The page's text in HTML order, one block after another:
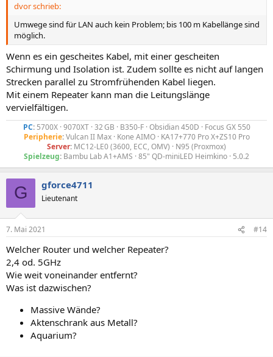
dvor schrieb:
Umwege sind für LAN auch kein Problem; bis 100 m Kabellänge sind
möglich.
Wenn es ein gescheites Kabel, mit einer gescheiten
Schirmung und Isolation ist. Zudem sollte es nicht auf langen
Strecken parallel zu Stromfrühenden Kabel liegen.
Mit einem Repeater kann man die Leitungslänge
vervielfältigen.
PC:5700X · 9070XT · 32 GB · B350-F · Obsidian 450D · Focus GX 550
Peripherie:Vulcan II Max · Kone AIMO · KA17+770 Pro X+ZS10 Pro
Server: MC12-LE0 (3600, ECC, OMV) · N95 (Proxmox)
Spielzeug: Bambu Lab A1+AMS · 85" QD-miniLED Heimkino · 5.0.2​
G gforce4711
Lieutenant
7. Mai 2021 #14
Welcher Router und welcher Repeater?
2,4 od. 5GHz
Wie weit voneinander entfernt?
Was ist dazwischen?
Massive Wände?
Aktenschrank aus Metall?
Aquarium?